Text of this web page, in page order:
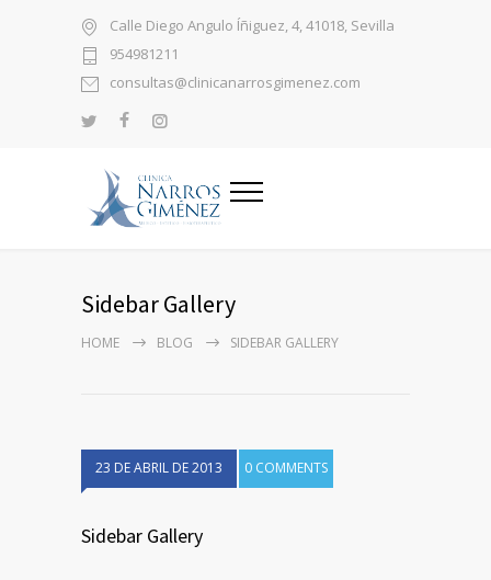
Calle Diego Angulo Íñiguez, 4, 41018, Sevilla
954981211
consultas@clinicanarrosgimenez.com
Sidebar Gallery
HOME BLOG SIDEBAR GALLERY
23 DE ABRIL DE 2013 0 COMMENTS
Sidebar Gallery